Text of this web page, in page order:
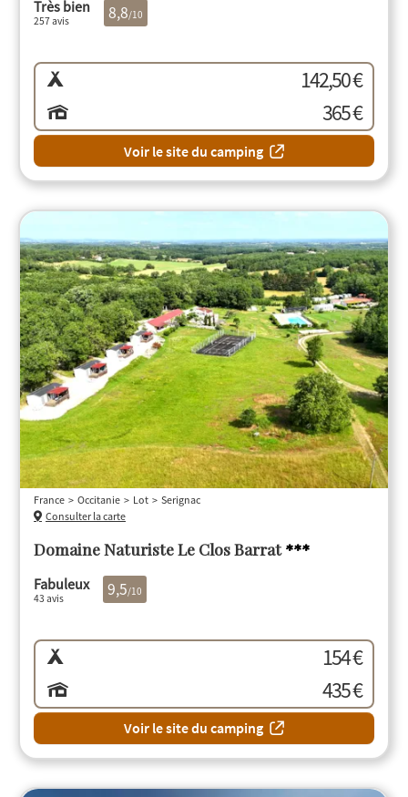
Très bien
257 avis 8,8/10
142,50 €
365 €
Voir le site du camping
Domaine Naturiste Le Clos Barrat***
France Occitanie Lot
Serignac
Consulter la carte
Fabuleux
43 avis 9,5/10
154 €
435 €
Voir le site du camping